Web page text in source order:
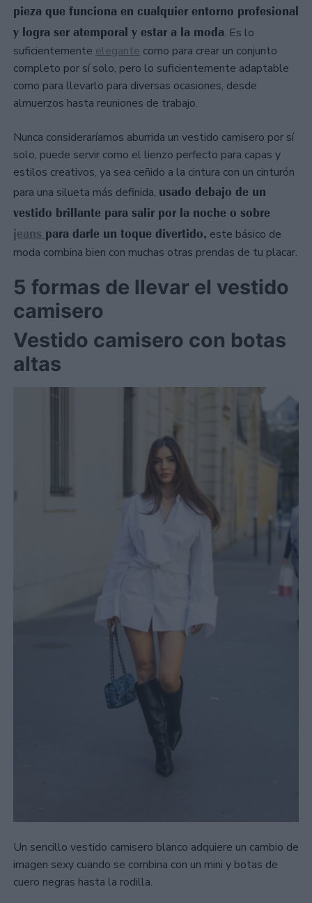
pieza que funciona en cualquier entorno profesional
y logra ser atemporal y estar a la moda. Es lo
suficientemente elegante como para crear un conjunto
completo por sí solo, pero lo suficientemente adaptable
como para llevarlo para diversas ocasiones, desde
almuerzos hasta reuniones de trabajo.
Nunca consideraríamos aburrida un vestido camisero por sí
solo, puede servir como el lienzo perfecto para capas y
estilos creativos, ya sea ceñido a la cintura con un cinturón
para una silueta más definida, usado debajo de un
vestido brillante para salir por la noche o sobre
jeans para darle un toque divertido, este básico de
moda combina bien con muchas otras prendas de tu placar.
5 formas de llevar el vestido
camisero
Vestido camisero con botas
altas
Un sencillo vestido camisero blanco adquiere un cambio de
imagen sexy cuando se combina con un mini y botas de
cuero negras hasta la rodilla.